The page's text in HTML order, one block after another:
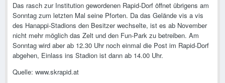
Das rasch zur Institution gewordenen Rapid-Dorf öffnet übrigens am
Sonntag zum letzten Mal seine Pforten. Da das Gelände vis a vis
des Hanappi-Stadions den Besitzer wechselte, ist es ab November
nicht mehr möglich das Zelt und den Fun-Park zu betreiben. Am
Sonntag wird aber ab 12.30 Uhr noch einmal die Post im Rapid-Dorf
abgehen, Einlass ins Stadion ist dann ab 14.00 Uhr.
Quelle: www.skrapid.at